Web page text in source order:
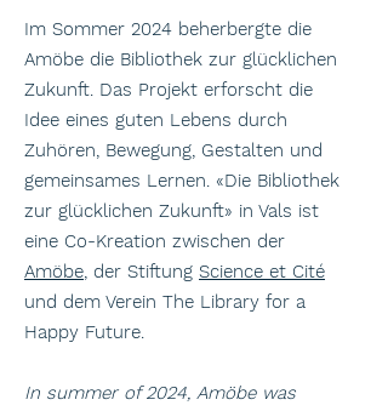
Im Sommer 2024 beherbergte die
Amöbe die Bibliothek zur glücklichen
Zukunft. Das Projekt erforscht die
Idee eines guten Lebens durch
Zuhören, Bewegung, Gestalten und
gemeinsames Lernen. «Die Bibliothek
zur glücklichen Zukunft» in Vals ist
eine Co-Kreation zwischen der
Amöbe, der Stiftung Science et Cité
und dem Verein The Library for a
Happy Future.
In summer of 2024, Amöbe was